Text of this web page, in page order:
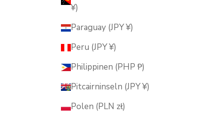
¥)
Paraguay (JPY ¥)
Peru (JPY ¥)
Philippinen (PHP ₱)
Pitcairninseln (JPY ¥)
Polen (PLN zł)